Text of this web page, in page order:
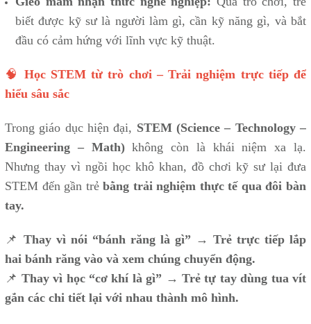
biết được kỹ sư là người làm gì, cần kỹ năng gì, và bắt
đầu có cảm hứng với lĩnh vực kỹ thuật.
🧠 Học STEM từ trò chơi – Trải nghiệm trực tiếp để
hiểu sâu sắc
Trong giáo dục hiện đại, STEM (Science – Technology –
Engineering – Math)không còn là khái niệm xa lạ.
Nhưng thay vì ngồi học khô khan, đồ chơi kỹ sư lại đưa
STEM đến gần trẻbằng trải nghiệm thực tế qua đôi bàn
tay.
📌 Thay vì nói “bánh răng là gì” → Trẻ trực tiếp lắp
hai bánh răng vào và xem chúng chuyển động.
📌 Thay vì học “cơ khí là gì” → Trẻ tự tay dùng tua vít
gắn các chi tiết lại với nhau thành mô hình.